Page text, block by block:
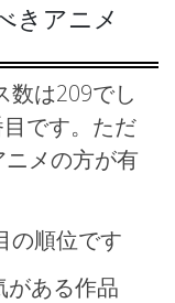
きアニメ
数は209でし
です。ただ
メの方が有
の順位です
がある作品